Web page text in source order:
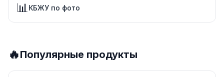
📊КБЖУ по фото
🔥Популярные продукты